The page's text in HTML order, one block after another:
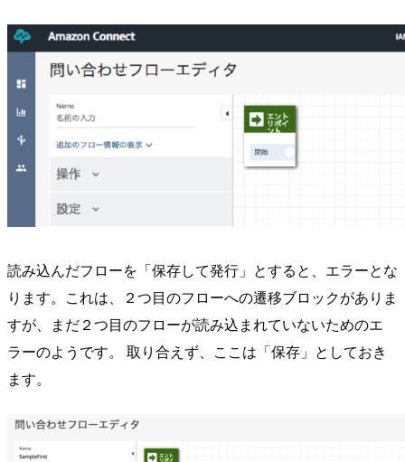
読み込んだフローを「保存して発行」とすると、エラーとな
ります。これは、２つ目のフローへの遷移ブロックがありま
すが、まだ２つ目のフローが読み込まれていないためのエ
ラーのようです。 取り合えず、ここは「保存」としておき
ます。